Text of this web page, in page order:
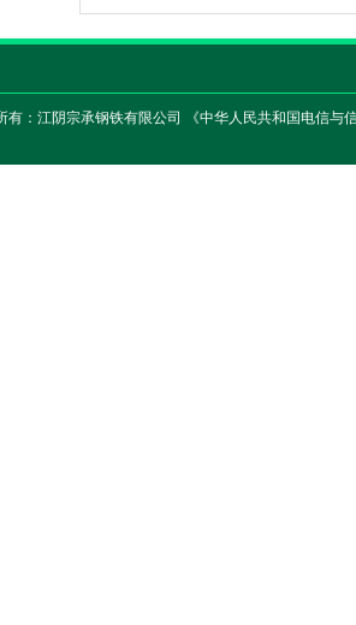
有：江阴宗承钢铁有限公司 《中华人民共和国电信与